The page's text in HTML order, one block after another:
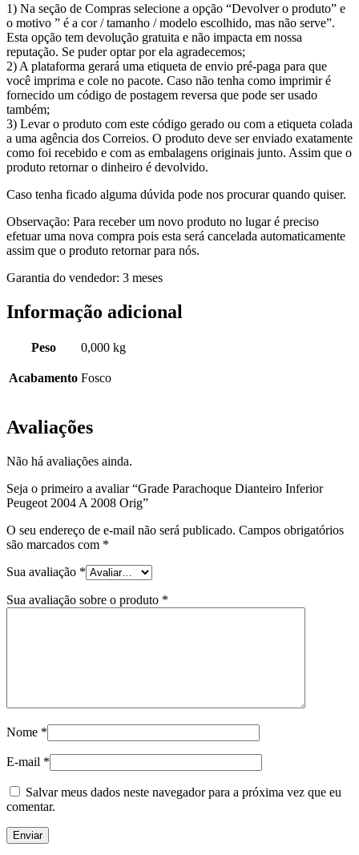
1) Na seção de Compras selecione a opção “Devolver o produto” e
o motivo ” é a cor / tamanho / modelo escolhido, mas não serve”.
Esta opção tem devolução gratuita e não impacta em nossa
reputação. Se puder optar por ela agradecemos;
2) A plataforma gerará uma etiqueta de envio pré-paga para que
você imprima e cole no pacote. Caso não tenha como imprimir é
fornecido um código de postagem reversa que pode ser usado
também;
3) Levar o produto com este código gerado ou com a etiqueta colada
a uma agência dos Correios. O produto deve ser enviado exatamente
como foi recebido e com as embalagens originais junto. Assim que o
produto retornar o dinheiro é devolvido.
Caso tenha ficado alguma dúvida pode nos procurar quando quiser.
Observação: Para receber um novo produto no lugar é preciso
efetuar uma nova compra pois esta será cancelada automaticamente
assim que o produto retornar para nós.
Garantia do vendedor: 3 meses
Informação adicional
Peso 0,000 kg
Acabamento Fosco
Avaliações
Não há avaliações ainda.
Seja o primeiro a avaliar “Grade Parachoque Dianteiro Inferior
Peugeot 2004 A 2008 Orig”
O seu endereço de e-mail não será publicado. Campos obrigatórios
são marcados com *
Sua avaliação *
Sua avaliação sobre o produto *
Nome *
E-mail *
Salvar meus dados neste navegador para a próxima vez que eu
comentar.